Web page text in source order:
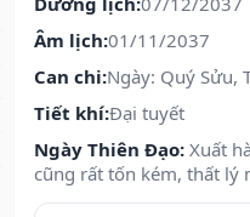
Âm lịch:01/11/2037
Can chi:Ngày: Quý Sửu,
Tiết khí:Đại tuyết
Ngày Thiên Đạo: Xuất
cũng rất tốn kém, thất lý